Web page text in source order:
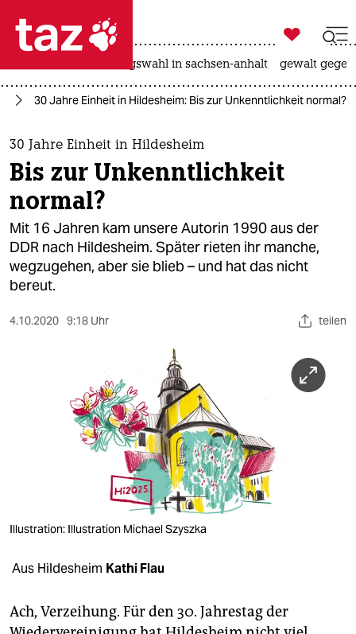
 taz zahl ich
taz zahl ich
themen
politik
öko
gesellschaft
kultur
sport
veranstaltungen
unterstützen

taz zahl ich
landtagswahl in sachsen-anhalt gewalt
30 Jahre Einheit in Hildesheim: Bis zur Unkenntlichkeit normal?
30 Jahre Einheit in Hildesheim
Bis zur Unkenntlichkeit
normal?
Mit 16 Jahren kam unsere Autorin 1990 aus der
DDR nach Hildesheim. Später rieten ihr manche,
wegzugehen, aber sie blieb – und hat das nicht
bereut.
4.10.2020 9:18 Uhr teilen
Illustration: Illustration Michael Szyszka
Aus Hildesheim Kathi Flau
Ach, Verzeihung. Für den 30. Jahrestag der